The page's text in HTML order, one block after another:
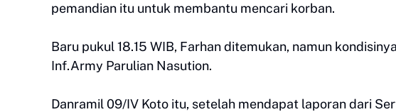
pemandian itu untuk membantu mencari korban.
Baru pukul 18.15 WIB, Farhan ditemukan, namun
Inf.Army Parulian Nasution.
Danramil 09/IV Koto itu, setelah mendapat laporan dari